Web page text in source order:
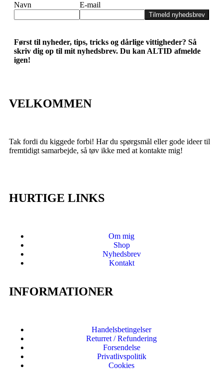
Navn E-mail
Tilmeld nyhedsbrev
Først til nyheder, tips, tricks og dårlige vittigheder? Så
skriv dig op til mit nyhedsbrev. Du kan ALTID afmelde
igen!
VELKOMMEN
Tak fordi du kiggede forbi! Har du spørgsmål eller gode ideer til
fremtidigt samarbejde, så tøv ikke med at kontakte mig!
HURTIGE LINKS
Om mig
Shop
Nyhedsbrev
Kontakt
INFORMATIONER
Handelsbetingelser
Returret / Refundering
Forsendelse
Privatlivspolitik
Cookies